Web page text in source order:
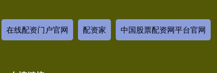
在线配资门户官网 配资家 中国股票配资网平台官网